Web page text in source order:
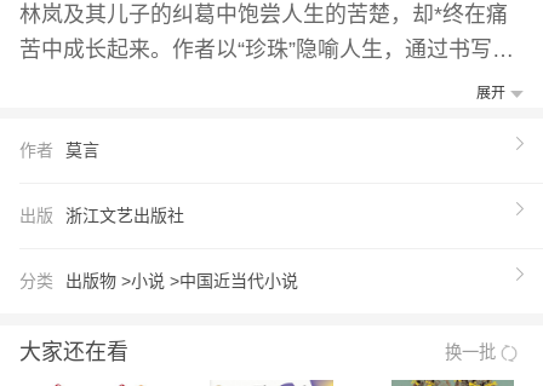
林岚及其儿子的纠葛中饱尝人生的苦楚，却*终在痛
苦中成长起来。作者以“珍珠”隐喻人生，通过书写乡
村人物走城市所带来的冲与异化，迷失与成长，为读
之后写过一部电视连续剧，叫《红树林》，后来把它
活，但实际上写的是更广阔的社会生活，写检察官在
【推荐语】
从1997年到2007年，莫言在《检察日报》当了整整
展开
作者 莫言
出版 浙江文艺出版社
分类 出版物 >小说 >中国近当代小说
大家还在看 换一批